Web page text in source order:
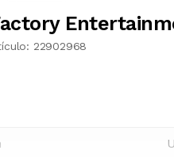
22902968